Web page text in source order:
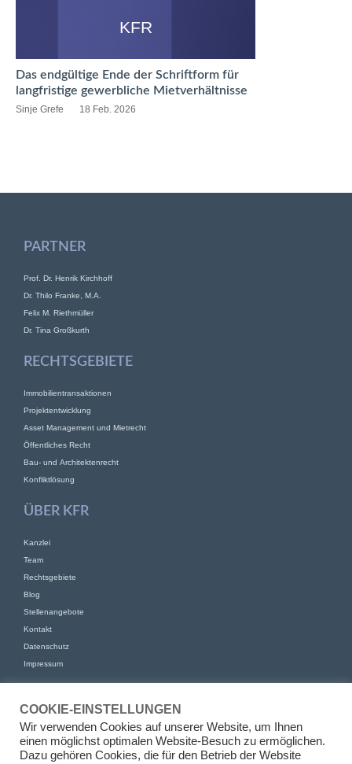
KFR
Das endgültige Ende der Schriftform für
langfristige gewerbliche Mietverhältnisse
Sinje Grefe 18 Feb. 2026
PARTNER
Prof. Dr. Henrik Kirchhoff
Dr. Thilo Franke, M.A.
Felix M. Riethmüller
Dr. Tina Großkurth
RECHTSGEBIETE
Immobilientransaktionen
Projektentwicklung
Asset Management und Mietrecht
Öffentliches Recht
Bau- und Architektenrecht
Konfliktlösung
ÜBER KFR
Kanzlei
Team
Rechtsgebiete
Blog
Stellenangebote
Kontakt
Datenschutz
Impressum
KFR Kirchhoff Franke Riethmüller Partnerschaft von Rechtsanwälten
mbB
Am Kaiserkai 69
COOKIE-EINSTELLUNGEN
Wir verwenden Cookies auf unserer Website, um Ihnen
einen möglichst optimalen Website-Besuch zu ermöglichen.
Dazu gehören Cookies, die für den Betrieb der Website